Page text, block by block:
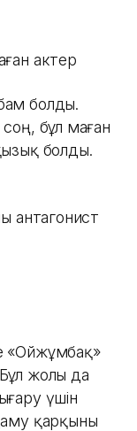
актер
болды.
бұл маған
болды.
антагонист
«Ойжұмбақ»
жолы да
үшін
қарқыны